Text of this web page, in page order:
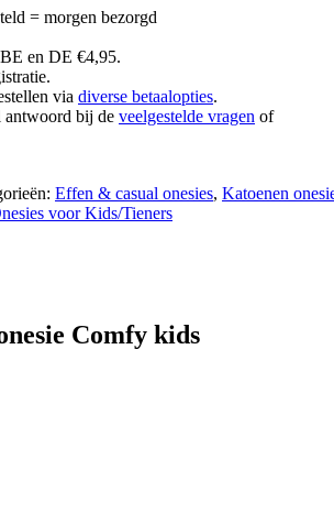
= morgen bezorgd
en DE €4,95.
via diverse betaalopties.
bij de veelgestelde vragen of
Effen & casual onesies, Katoenen
voor Kids/Tieners
Comfy kids